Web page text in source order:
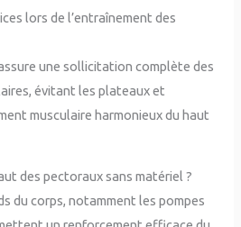
lors de l’entraînement des
une sollicitation complète des
évitant les plateaux et
musculaire harmonieux du haut
des pectoraux sans matériel ?
du corps, notamment les pompes